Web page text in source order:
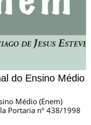
do Ensino Médio
Médio (Enem)
Portaria nº 438/1998